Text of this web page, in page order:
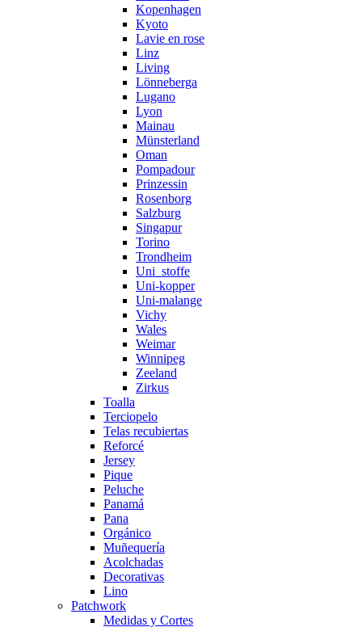
Kopenhagen
Kyoto
Lavie en rose
Linz
Living
Lönneberga
Lugano
Lyon
Mainau
Münsterland
Oman
Pompadour
Prinzessin
Rosenborg
Salzburg
Singapur
Torino
Trondheim
Uni_stoffe
Uni-kopper
Uni-malange
Vichy
Wales
Weimar
Winnipeg
Zeeland
Zirkus
Toalla
Terciopelo
Telas recubiertas
Reforcé
Jersey
Pique
Peluche
Panamá
Pana
Orgánico
Muñequería
Acolchadas
Decorativas
Lino
Patchwork
Medidas y Cortes